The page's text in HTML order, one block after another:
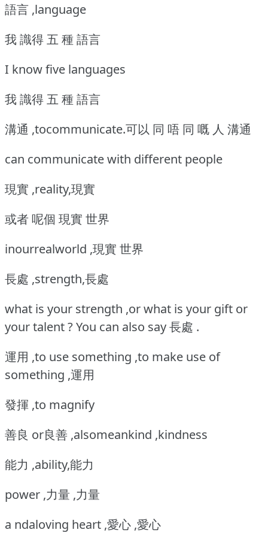
語言 ,language
我 識得 五 種 語言
I know five languages
我 識得 五 種 語言
溝通 ,tocommunicate.可以 同 唔 同 嘅 人 溝通
can communicate with different people
現實 ,reality,現實
或者 呢個 現實 世界
inourrealworld ,現實 世界
長處 ,strength,長處
what is your strength ,or what is your gift or
your talent ? You can also say 長處 .
運用 ,to use something ,to make use of
something ,運用
發揮 ,to magnify
善良 or良善 ,alsomeankind ,kindness
能力 ,ability,能力
power ,力量 ,力量
a ndaloving heart ,愛心 ,愛心